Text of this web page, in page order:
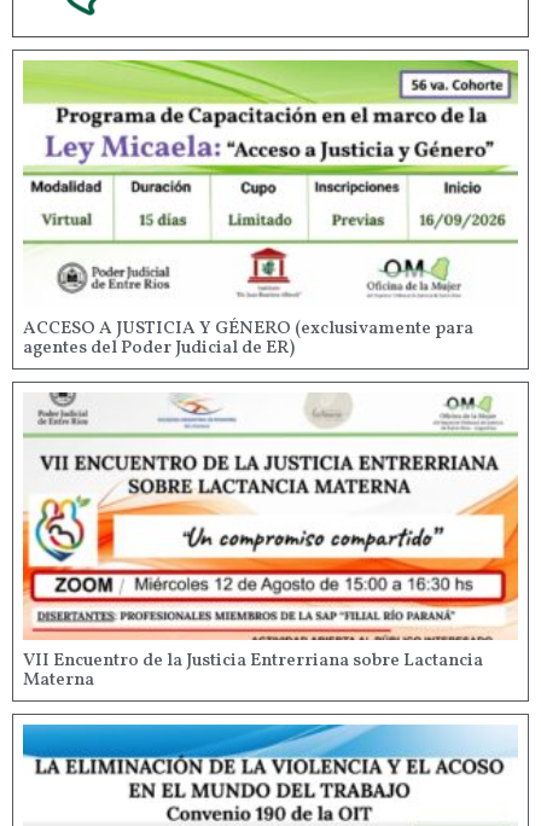
ACCESO A JUSTICIA Y GÉNERO (exclusivamente para
agentes del Poder Judicial de ER)
VII Encuentro de la Justicia Entrerriana sobre Lactancia
Materna